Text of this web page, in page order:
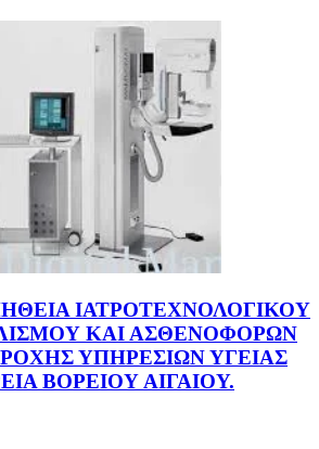
ΙΑΤΡΟΤΕΧΝΟΛΟΓΙΚΟΥ
ΚΑΙ ΑΣΘΕΝΟΦΟΡΩΝ
ΥΠΗΡΕΣΙΩΝ ΥΓΕΙΑΣ
ΒΟΡΕΙΟΥ ΑΙΓΑΙΟΥ.